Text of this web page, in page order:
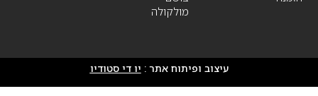
מולקולה
עיצוב ופיתוח אתר : יו די סטודיו